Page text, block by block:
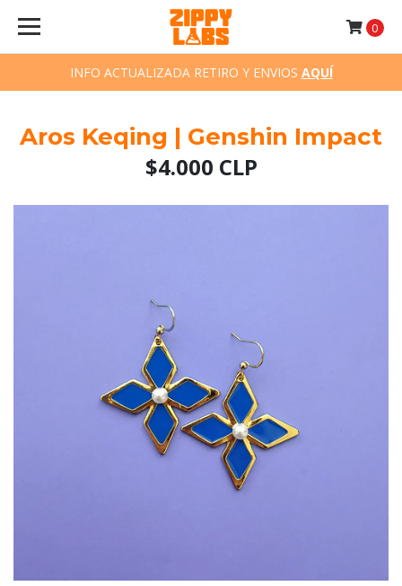
INFO ACTUALIZADA RETIRO Y ENVIOS AQUÍ
0
Aros Keqing | Genshin Impact
$4.000 CLP